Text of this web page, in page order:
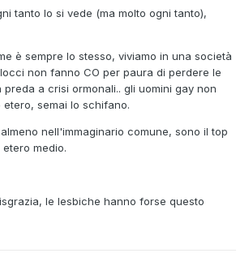
tanto lo si vede (ma molto ogni tanto),
è sempre lo stesso, viviamo in una società
non fanno CO per paura di perdere le
preda a crisi ormonali.. gli uomini gay non
semai lo schifano.
nell'immaginario comune, sono il top
medio.
le lesbiche hanno forse questo